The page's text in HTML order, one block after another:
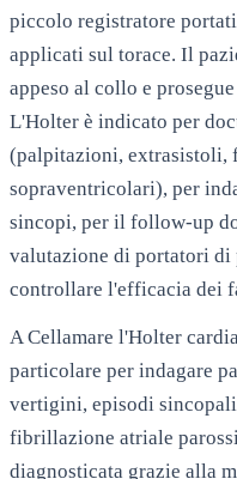
piccolo registratore
applicati sul torace. Il
appeso al collo e
L'Holter è indicato per
(palpitazioni, extrasistoli,
sopraventricolari), per
sincopi, per il follow-up
valutazione di portatori
controllare l'efficacia dei
ACellamare l'Holter
particolare per indagare
vertigini, episodi
fibrillazione atriale
diagnosticata grazie alla